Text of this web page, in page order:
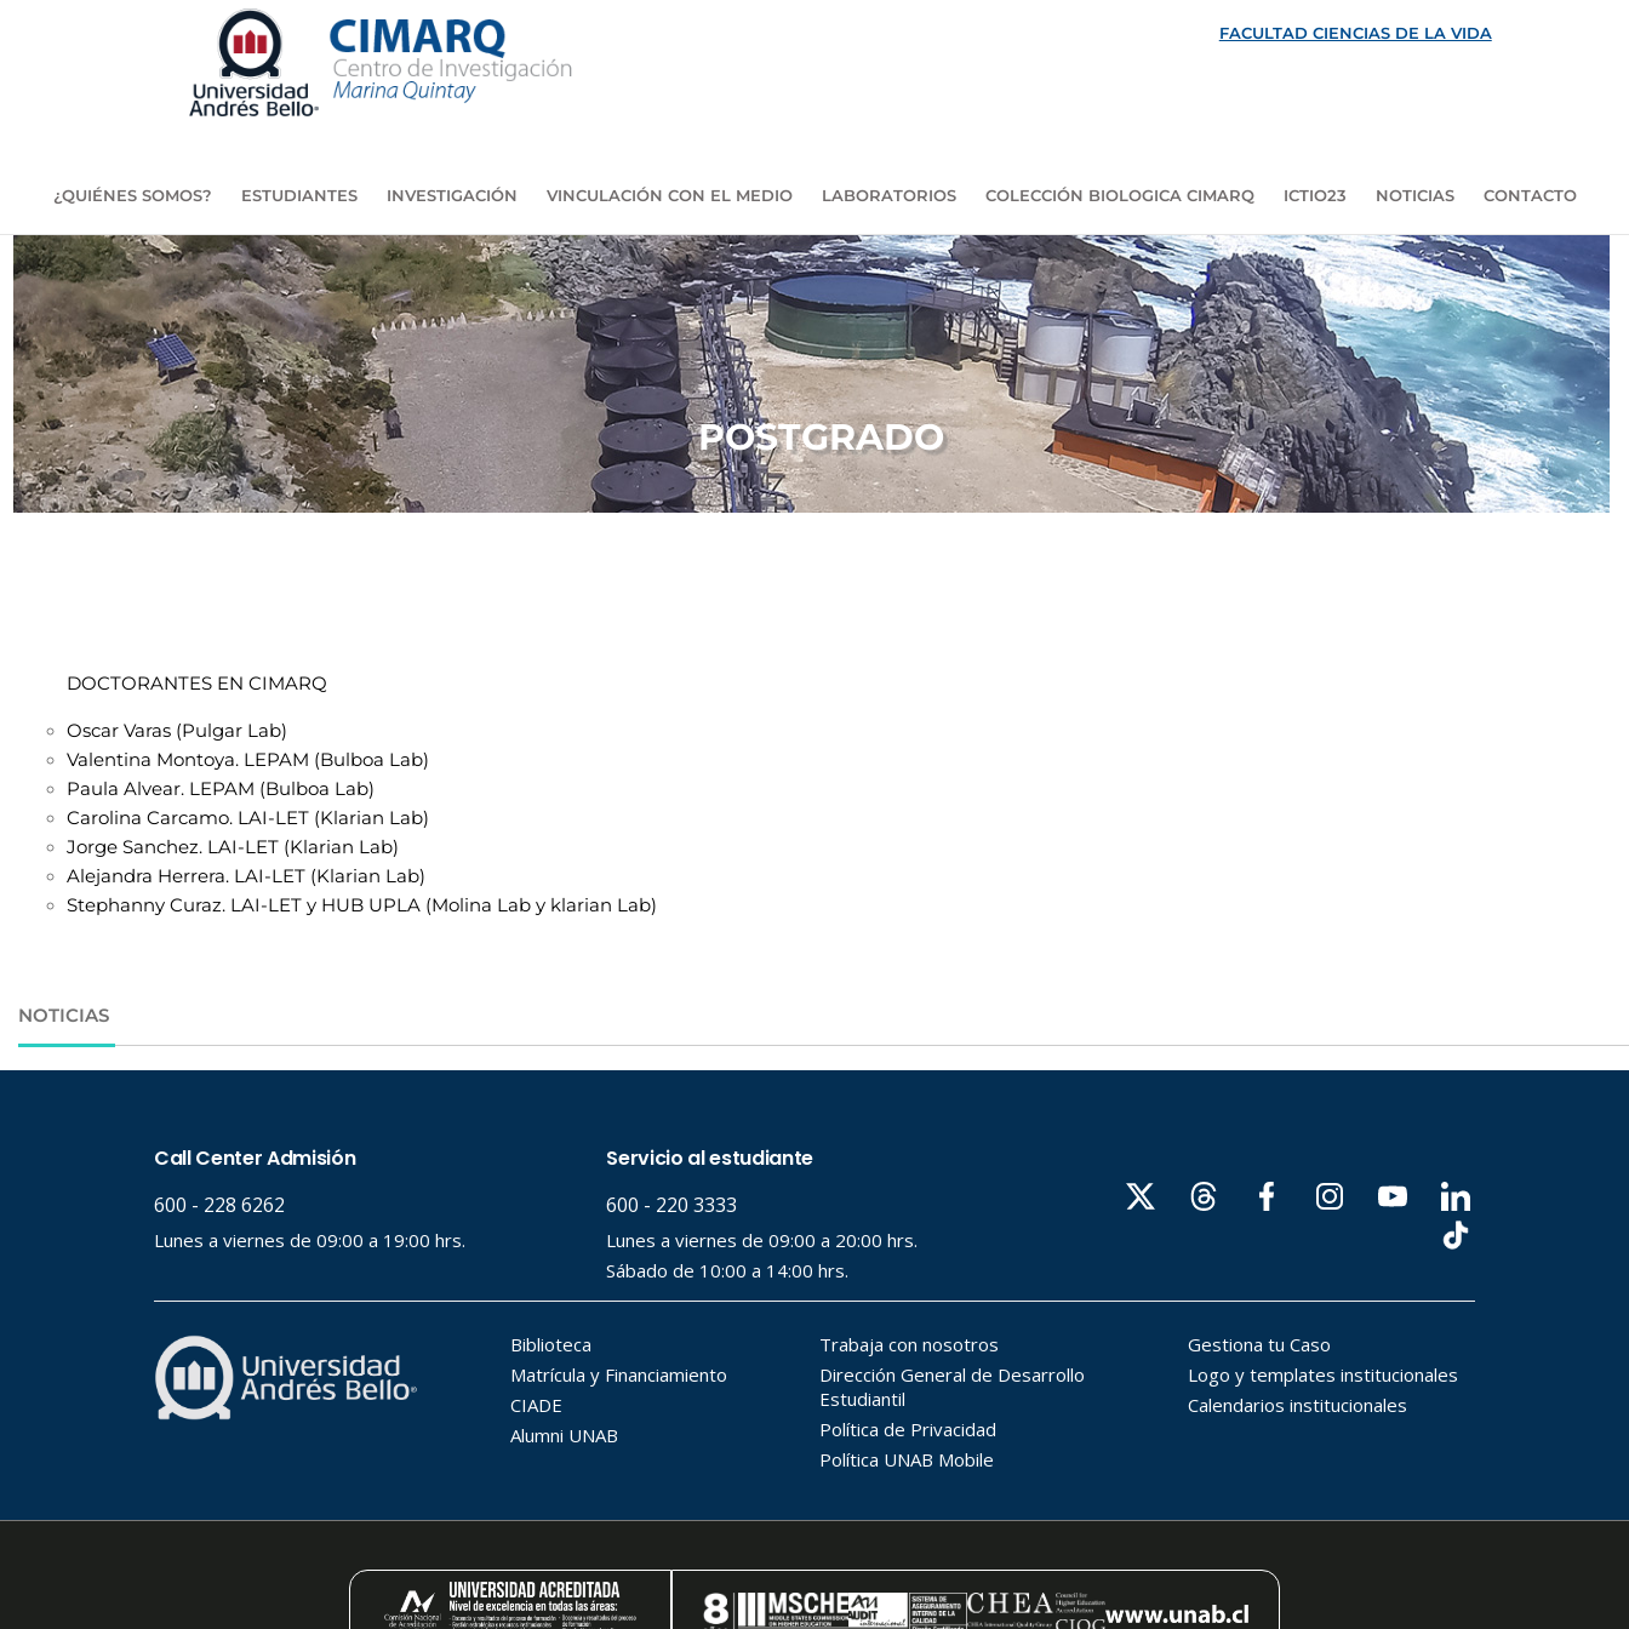
FACULTAD CIENCIAS DE LA VIDA
¿QUIÉNES SOMOS? ESTUDIANTES INVESTIGACIÓN VINCULACIÓN CON EL MEDIO LABORATORIOS COLECCIÓN BIOLOGICA CIMARQ ICTIO23 NOTICIAS CONTACTO
POSTGRADO
DOCTORANTES EN CIMARQ
Oscar Varas (Pulgar Lab)
Valentina Montoya. LEPAM (Bulboa Lab)
Paula Alvear. LEPAM (Bulboa Lab)
Carolina Carcamo. LAI-LET (Klarian Lab)
Jorge Sanchez. LAI-LET (Klarian Lab)
Alejandra Herrera. LAI-LET (Klarian Lab)
Stephanny Curaz. LAI-LET y HUB UPLA (Molina Lab y klarian Lab)
NOTICIAS